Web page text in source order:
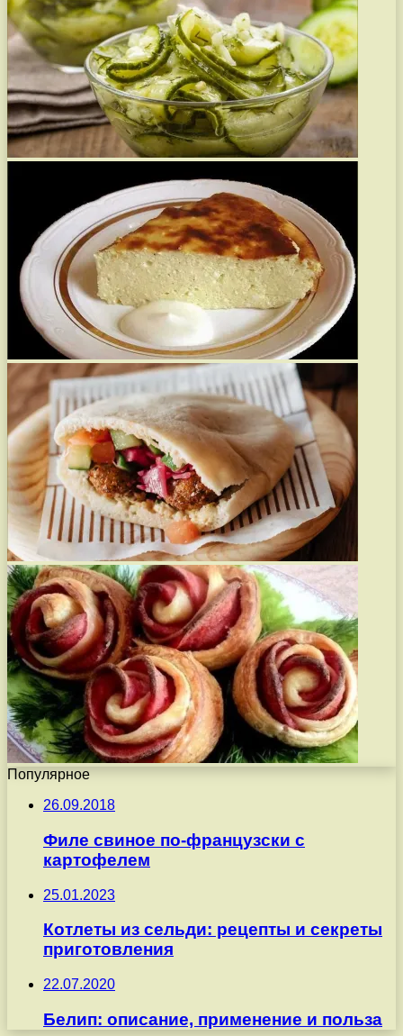
Популярное
26.09.2018
Филе свиное по-французски с
картофелем
25.01.2023
Котлеты из сельди: рецепты и секреты
приготовления
22.07.2020
Белип: описание, применение и польза